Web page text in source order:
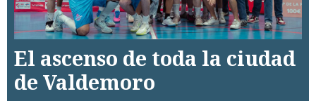
El ascenso de toda la ciudad
de Valdemoro